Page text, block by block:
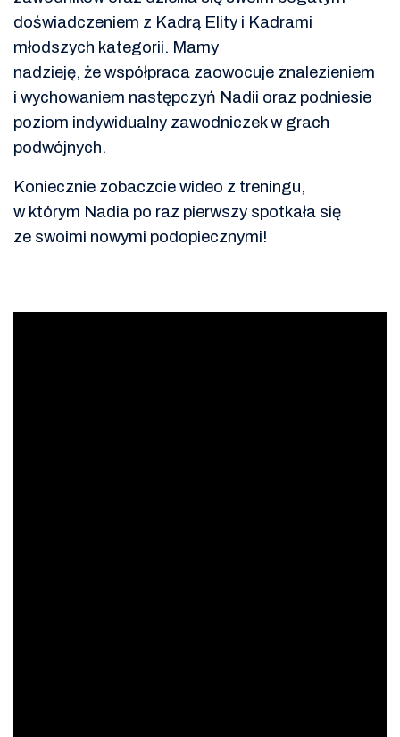
doświadczeniem z Kadrą Elity i Kadrami
młodszych kategorii. Mamy
nadzieję, że współpraca zaowocuje znalezieniem
i wychowaniem następczyń Nadii oraz podniesie
poziom indywidualny zawodniczek w grach
podwójnych.
Koniecznie zobaczcie wideo z treningu,
w którym Nadia po raz pierwszy spotkała się
ze swoimi nowymi podopiecznymi!